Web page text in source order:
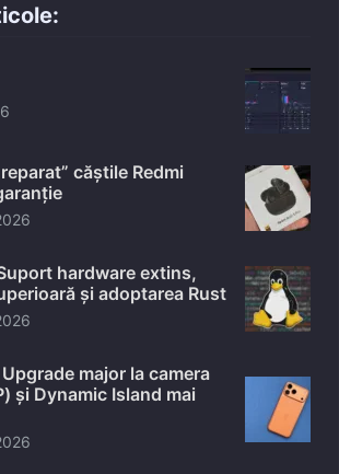
căștile Redmi
hardware extins,
și adoptarea Rust
major la camera
și Dynamic Island mai